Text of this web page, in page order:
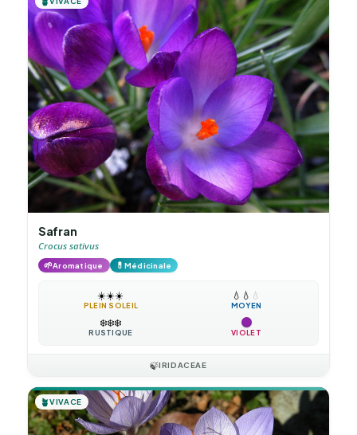
Safran
Crocus sativus
🌱Aromatique 💊 Médicinale
☀️☀️☀️
PLEIN SOLEIL
💧 💧 💧
MOYEN
❄️❄️❄️
RUSTIQUE VIOLET
🍃IRIDACEAE
🪴VIVACE